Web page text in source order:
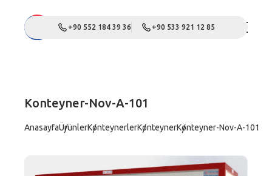
+90 552 184 39 36 +90 533 921 12 85
Konteyner-Nov-A-101
AnasayfaÜrünlerKonteynerlerKonteynerKonteyner-Nov-A-101